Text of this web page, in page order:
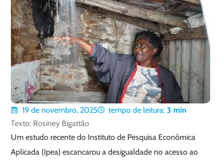
19 de novembro, 2025 tempo de leitura: 3 min
Texto: Rosiney Bigattão
Um estudo recente do Instituto de Pesquisa Econômica
Aplicada (Ipea) escancarou a desigualdade no acesso ao